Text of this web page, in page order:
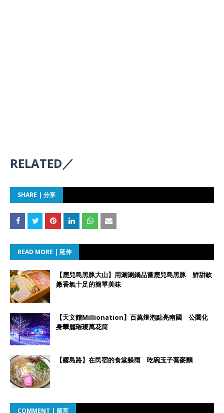
RELATED／
SHARE | 分享
READ MORE | 延伸
【鹿兒島黑豚大山】用涮涮鍋品嘗鹿兒島黑豚 鮮甜軟
嫩香氣十足的簡單美味
【天文館Millionation】百萬燈泡點亮南國 公園化
身華麗璀璨萬花筒
【霧島路】在民宿的食堂躲雨 吃碗玉子蕎麥麵
COMMENT | 留言